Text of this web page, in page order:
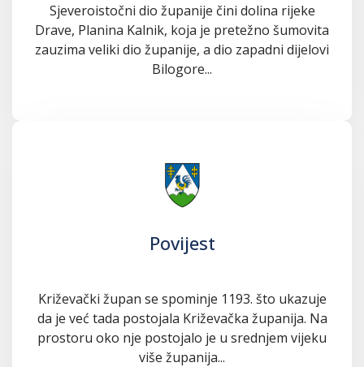
Sjeveroistočni dio županije čini dolina rijeke
Drave, Planina Kalnik, koja je pretežno šumovita
zauzima veliki dio županije, a dio zapadni dijelovi
Bilogore...
Povijest
Križevački župan se spominje 1193. što ukazuje
da je već tada postojala Križevačka županija. Na
prostoru oko nje postojalo je u srednjem vijeku
više županija...